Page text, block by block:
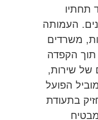
תחתיו
העמותה
משרדים
תוך הקפדה
של שירות,
הפועל
בתעודת